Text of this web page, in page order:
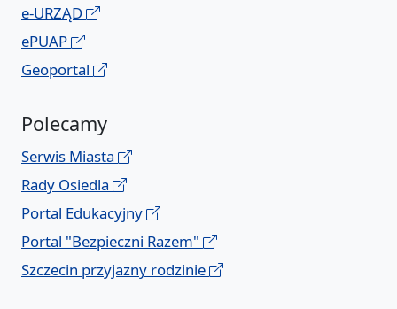
e-URZĄD
ePUAP
Geoportal
Polecamy
Serwis Miasta
Rady Osiedla
Portal Edukacyjny
Portal "Bezpieczni Razem"
Szczecin przyjazny rodzinie